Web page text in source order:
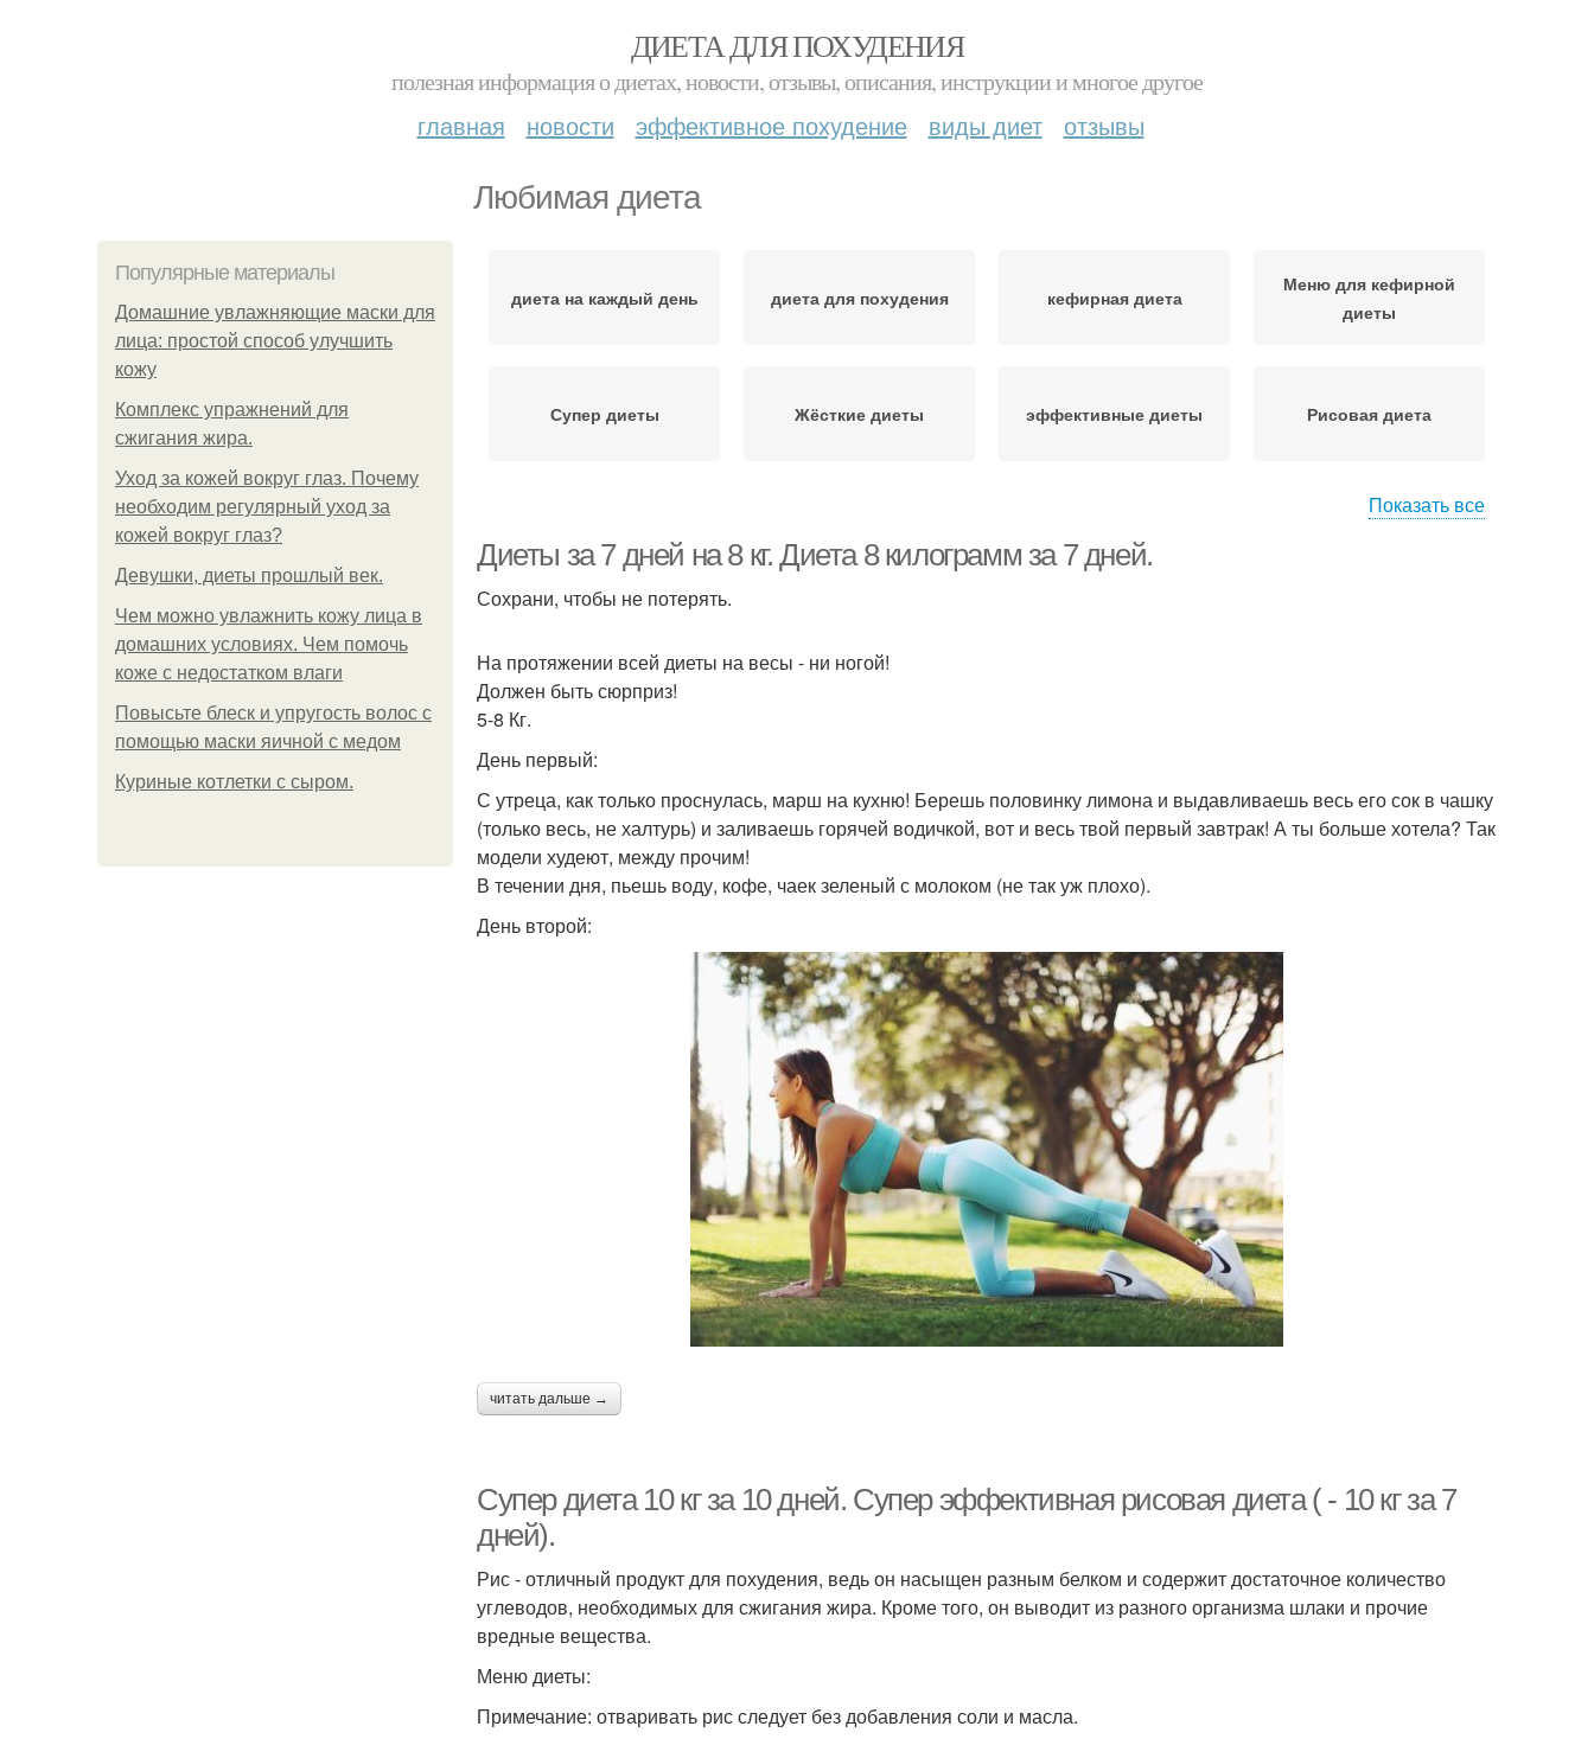
ДИЕТА ДЛЯ ПОХУДЕНИЯ
полезная информация о диетах, новости, отзывы, описания, инструкции и многое другое
главная новости эффективное похудение виды диет отзывы
Любимая диета
Популярные материалы
Домашние увлажняющие маски для
лица: простой способ улучшить
кожу
Комплекс упражнений для
сжигания жира.
Уход за кожей вокруг глаз. Почему
необходим регулярный уход за
кожей вокруг глаз?
Девушки, диеты прошлый век.
Чем можно увлажнить кожу лица в
домашних условиях. Чем помочь
коже с недостатком влаги
Повысьте блеск и упругость волос с
помощью маски яичной с медом
Куриные котлетки с сыром.
диета на каждый день диета для похудения кефирная диета
Меню для кефирной
диеты
Супер диеты Жёсткие диеты эффективные диеты Рисовая диета
Показать все
Диеты за 7 дней на 8 кг. Диета 8 килограмм за 7 дней.
Сохрани, чтобы не потерять.
На протяжении всей диеты на весы - ни ногой!
Должен быть сюрприз!
5-8 Кг.
День первый:
С утреца, как только проснулась, марш на кухню! Берешь половинку лимона и выдавливаешь весь его сок в чашку
(только весь, не халтурь) и заливаешь горячей водичкой, вот и весь твой первый завтрак! А ты больше хотела? Так
модели худеют, между прочим!
В течении дня, пьешь воду, кофе, чаек зеленый с молоком (не так уж плохо).
День второй:
читать дальше →
Супер диета 10 кг за 10 дней. Супер эффективная рисовая диета ( - 10 кг за 7
дней).
Рис - отличный продукт для похудения, ведь он насыщен разным белком и содержит достаточное количество
углеводов, необходимых для сжигания жира. Кроме того, он выводит из разного организма шлаки и прочие
вредные вещества.
Меню диеты:
Примечание: отваривать рис следует без добавления соли и масла.